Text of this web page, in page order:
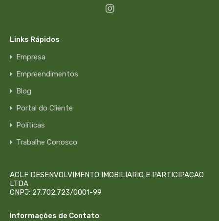
Links Rápidos
Empresa
Empreendimentos
Blog
Portal do Cliente
Políticas
Trabalhe Conosco
ACLF DESENVOLVIMENTO IMOBILIARIO E PARTICIPACAO
LTDA
CNPJ: 27.702.723/0001-99
Informações de Contato